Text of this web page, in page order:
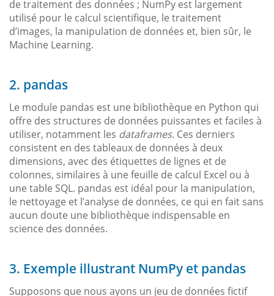
de traitement des données ; NumPy est largement
utilisé pour le calcul scientifique, le traitement
d’images, la manipulation de données et, bien sûr, le
Machine Learning.
2. pandas
Le module pandas est une bibliothèque en Python qui
offre des structures de données puissantes et faciles à
utiliser, notamment les dataframes. Ces derniers
consistent en des tableaux de données à deux
dimensions, avec des étiquettes de lignes et de
colonnes, similaires à une feuille de calcul Excel ou à
une table SQL. pandas est idéal pour la manipulation,
le nettoyage et l’analyse de données, ce qui en fait sans
aucun doute une bibliothèque indispensable en
science des données.
3. Exemple illustrant NumPy et pandas
Supposons que nous ayons un jeu de données fictif